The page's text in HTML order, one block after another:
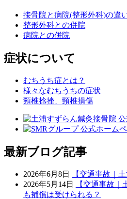
接骨院と病院(整形外科)の違
整形外科との併院
病院との併院
症状について
むちうち症とは？
様々なむちうちの症状
頸椎捻挫、頸椎損傷
最新ブログ記事
2026年6月8日
【交通事故｜
2026年5月14日
【交通事故
も補償は受けられる？